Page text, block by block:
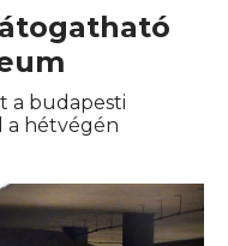
a budapesti
a hétvégén